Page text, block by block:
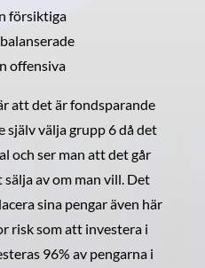
försiktiga
offensiva
att det är fondsparande
själv välja grupp 6 då det
och ser man att det går
av om man vill. Det
sina pengar även här
risk som att investera i
96% av pengarna i